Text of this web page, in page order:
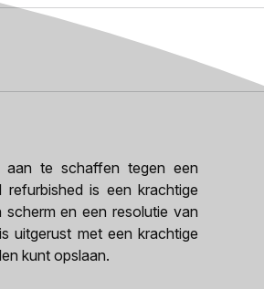
aan te schaffen tegen een
is een krachtige
en een resolutie van
uitgerust met een krachtige
kunt opslaan.